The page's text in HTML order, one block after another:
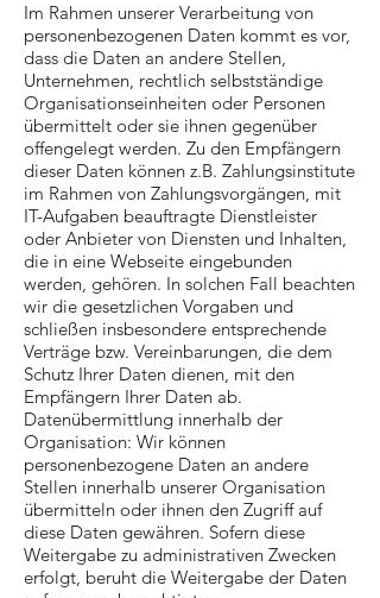
Im Rahmen unserer Verarbeitung von
personenbezogenen Daten kommt es vor,
dass die Daten an andere Stellen,
Unternehmen, rechtlich selbstständige
Organisationseinheiten oder Personen
übermittelt oder sie ihnen gegenüber
offengelegt werden. Zu den Empfängern
dieser Daten können z.B. Zahlungsinstitute
im Rahmen von Zahlungsvorgängen, mit
IT-Aufgaben beauftragte Dienstleister
oder Anbieter von Diensten und Inhalten,
die in eine Webseite eingebunden
werden, gehören. In solchen Fall beachten
wir die gesetzlichen Vorgaben und
schließen insbesondere entsprechende
Verträge bzw. Vereinbarungen, die dem
Schutz Ihrer Daten dienen, mit den
Empfängern Ihrer Daten ab.
Datenübermittlung innerhalb der
Organisation: Wir können
personenbezogene Daten an andere
Stellen innerhalb unserer Organisation
übermitteln oder ihnen den Zugriff auf
diese Daten gewähren. Sofern diese
Weitergabe zu administrativen Zwecken
erfolgt, beruht die Weitergabe der Daten